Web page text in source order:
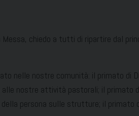
chiedo a tutti di ripartire dal
nelle nostre comunità: il primato di
nostre attività pastorali; il primato
persona sulle strutture; il primato